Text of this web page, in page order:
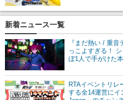
新着ニュース一覧
『まだ熱い / 重
っこよすぎる！
ぼ1人で手がけた
RTAイベントリレ
する全14運営にイ